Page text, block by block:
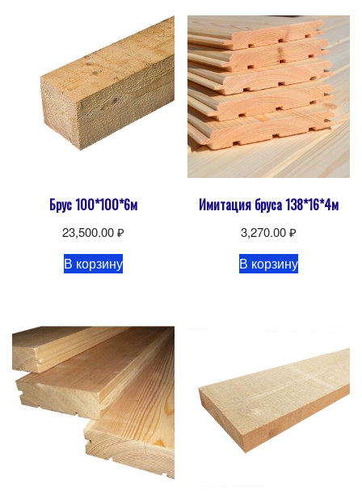
Брус 100*100*6м
23,500.00₽
В корзину
Имитация бруса 138*16*4м
3,270.00₽
В корзину